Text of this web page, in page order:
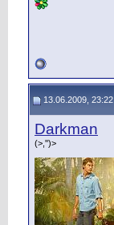
13.06.2009, 23:22
Darkman
(>,'')>